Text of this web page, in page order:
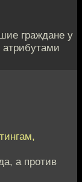
граждане у
а против